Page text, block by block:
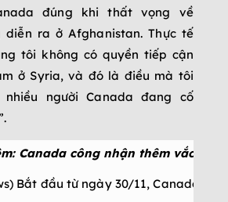
đúng khi thất vọng về
diễn ra ở Afghanistan. Thực tế
tôi không có quyền tiếp cận
ở Syria, và đó là điều mà tôi
người Canada đang cố
Canada công nhận thêm vắc xin
Bắt đầu từ ngày 30/11, Canada